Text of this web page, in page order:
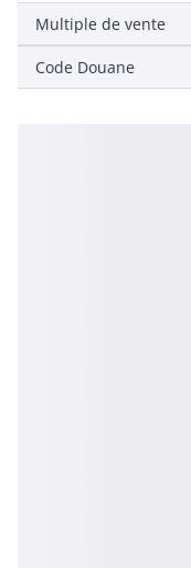
Multiple de vente
Code Douane